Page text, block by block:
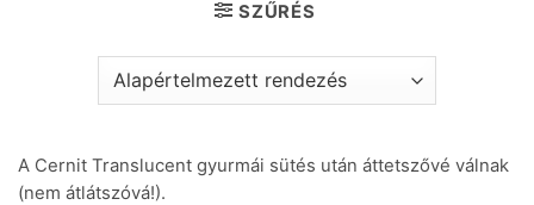
SZŰRÉS
A Cernit Translucent gyurmái sütés után áttetszővé válnak
(nem átlátszóvá!).